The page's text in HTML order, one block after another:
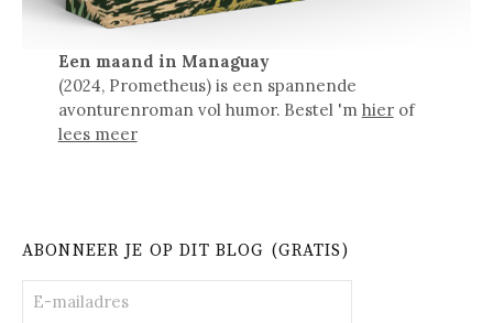
Een maand in Managuay
(2024, Prometheus) is een spannende
avonturenroman vol humor. Bestel 'm hierof
lees meer
ABONNEER JE OP DIT BLOG (GRATIS)
mailadres